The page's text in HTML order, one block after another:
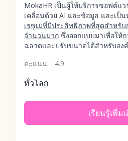
MokaHR เป็นผู้ให้บริการซอฟต์แ
เคลื่อนด้วย AI และข้อมูล และเป็
เรซูเม่ที่มีประสิทธิภาพที่สุดสำหรั
จำนวนมาก ซึ่งออกแบบมาเพื่อให้
ฉลาดและปรับขนาดได้สำหรับอง
คะแนน:
4.9
ทั่วโลก
เรียนรู้เพิ่ม